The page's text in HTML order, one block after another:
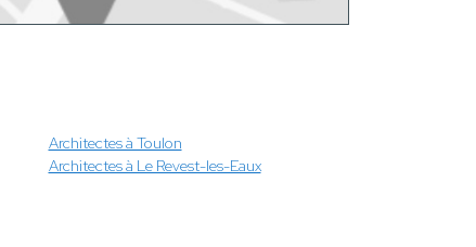
Architectes à Toulon
Architectes à Le Revest-les-Eaux